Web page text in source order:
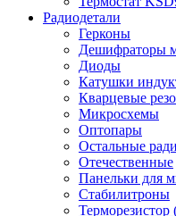
Радиодетали
Герконы
Дешифраторы
Диоды
Катушки
Кварцевые
Микросхемы
Оптопары
Остальные
Отечественные
Панельки для
Стабилитроны
Терморезистор